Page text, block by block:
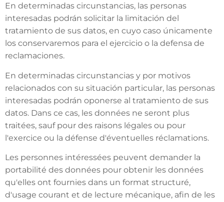
En determinadas circunstancias, las personas
interesadas podrán solicitar la limitación del
tratamiento de sus datos, en cuyo caso únicamente
los conservaremos para el ejercicio o la defensa de
reclamaciones.
En determinadas circunstancias y por motivos
relacionados con su situación particular, las personas
interesadas podrán oponerse al tratamiento de sus
datos. Dans ce cas, les données ne seront plus
traitées, sauf pour des raisons légales ou pour
l'exercice ou la défense d'éventuelles réclamations.
Les personnes intéressées peuvent demander la
portabilité des données pour obtenir les données
qu'elles ont fournies dans un format structuré,
d'usage courant et de lecture mécanique, afin de les